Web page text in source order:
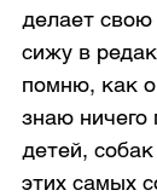
делает свою
сижу в
помню, как
знаю ничего
детей,
этих самых